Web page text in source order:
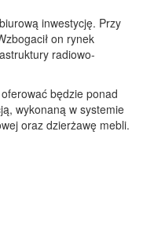
inwestycję. Przy
on rynek
radiowo-
oferować będzie ponad
wykonaną w systemie
oraz dzierżawę mebli.